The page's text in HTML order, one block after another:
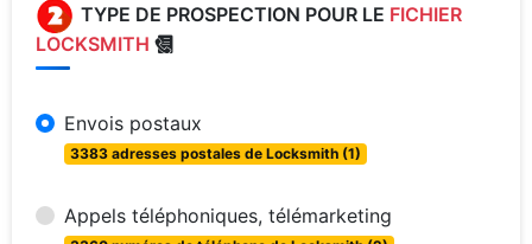
TYPE DE PROSPECTION POUR LE FICHIER
LOCKSMITH
Envois postaux
3383 adresses postales de Locksmith (1)
Appels téléphoniques, télémarketing